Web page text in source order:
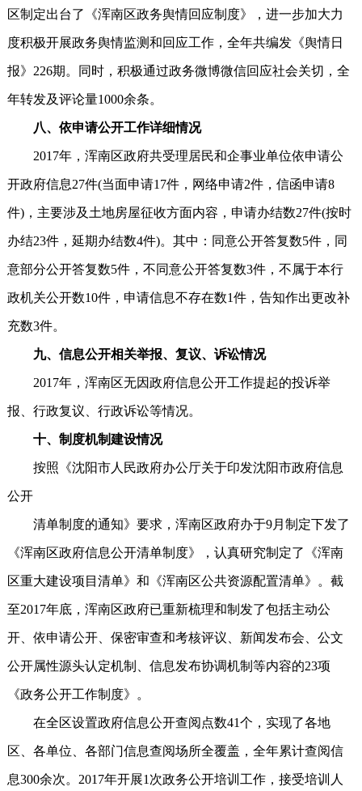
区制定出台了《浑南区政务舆情回应制度》，进一步加大力
度积极开展政务舆情监测和回应工作，全年共编发《舆情日
报》226期。同时，积极通过政务微博微信回应社会关切，全
年转发及评论量1000余条。
八、依申请公开工作详细情况
2017年，浑南区政府共受理居民和企事业单位依申请公
开政府信息27件(当面申请17件，网络申请2件，信函申请8
件)，主要涉及土地房屋征收方面内容，申请办结数27件(按时
办结23件，延期办结数4件)。其中：同意公开答复数5件，同
意部分公开答复数5件，不同意公开答复数3件，不属于本行
政机关公开数10件，申请信息不存在数1件，告知作出更改补
充数3件。
九、信息公开相关举报、复议、诉讼情况
2017年，浑南区无因政府信息公开工作提起的投诉举
报、行政复议、行政诉讼等情况。
十、制度机制建设情况
按照《沈阳市人民政府办公厅关于印发沈阳市政府信息
公开
清单制度的通知》要求，浑南区政府办于9月制定下发了
《浑南区政府信息公开清单制度》，认真研究制定了《浑南
区重大建设项目清单》和《浑南区公共资源配置清单》。截
至2017年底，浑南区政府已重新梳理和制发了包括主动公
开、依申请公开、保密审查和考核评议、新闻发布会、公文
公开属性源头认定机制、信息发布协调机制等内容的23项
《政务公开工作制度》。
在全区设置政府信息公开查阅点数41个，实现了各地
区、各单位、各部门信息查阅场所全覆盖，全年累计查阅信
息300余次。2017年开展1次政务公开培训工作，接受培训人